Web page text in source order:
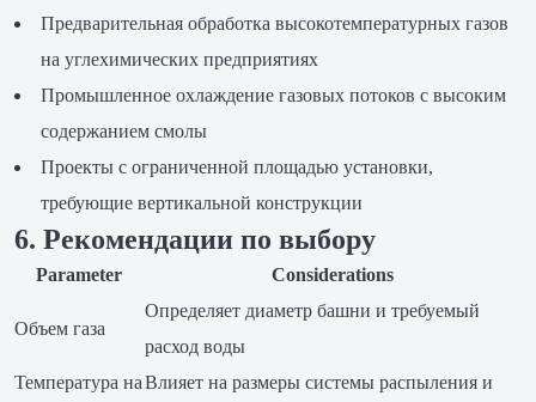
Предварительная обработка высокотемпературных газов
на углехимических предприятиях
Промышленное охлаждение газовых потоков с высоким
содержанием смолы
Проекты с ограниченной площадью установки,
требующие вертикальной конструкции
6. Рекомендации по выбору
Parameter Considerations
Объем газа
Определяет диаметр башни и требуемый
расход воды
Температура наВлияет на размеры системы распыления и